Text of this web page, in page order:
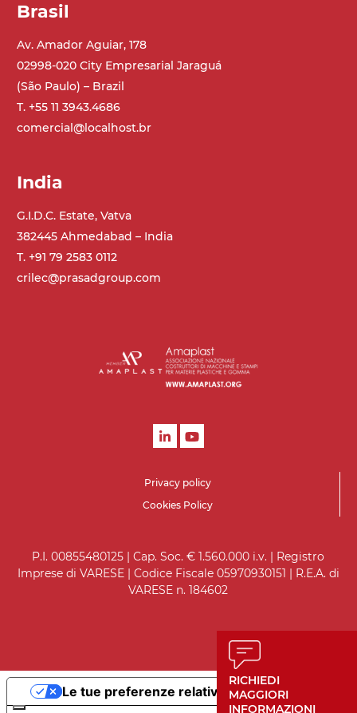
RICHIEDI
MAGGIORI
INFORMAZIONI
Brasil
Av. Amador Aguiar, 178
02998-020 City Empresarial Jaraguá
(São Paulo) – Brazil
T. +55 11 3943.4686
comercial@localhost.br
India
G.I.D.C. Estate, Vatva
382445 Ahmedabad – India
T. +91 79 2583 0112
crilec@prasadgroup.com
Privacy policy
Cookies Policy
P.I. 00855480125 | Cap. Soc. € 1.560.000 i.v. | Registro
Imprese di VARESE | Codice Fiscale 05970930151 | R.E.A. di
VARESE n. 184602
Le tue preferenze relative alla privacy